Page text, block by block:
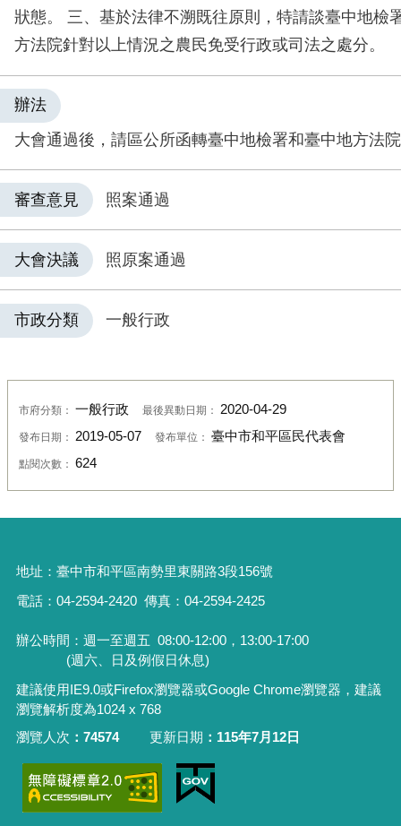
狀態。 三、基於法律不溯既往原則，特請談臺中地檢
方法院針對以上情況之農民免受行政或司法之處分。
辦法
大會通過後，請區公所函轉臺中地檢署和臺中地方法
審查意見 照案通過
大會決議 照原案通過
市政分類 一般行政
市府分類： 一般行政 最後異動日期： 2020-04-29
發布日期： 2019-05-07 發布單位： 臺中市和平區民代表會
點閱次數： 624
地址： 臺中市和平區南勢里東關路3段156號
電話：04-2594-2420 傳真：04-2594-2425
辦公時間：週一至週五 08:00-12:00，13:00-17:00
(週六、日及例假日休息)
建議使用IE9.0或Firefox瀏覽器或Google Chrome瀏覽器，建議
瀏覽解析度為1024 x 768
瀏覽人次
74574 更新日期 115年7月12日